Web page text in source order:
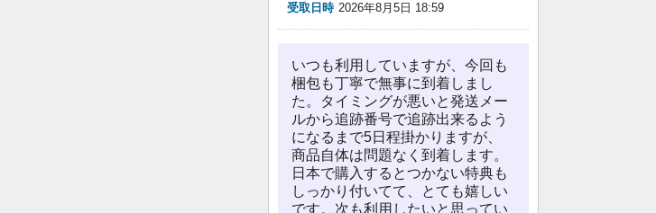
受取日時 2026年8月5日 18:59
いつも利用していますが、今回も
梱包も丁寧で無事に到着しまし
た。タイミングが悪いと発送メー
ルから追跡番号で追跡出来るよう
になるまで5日程掛かりますが、
商品自体は問題なく到着します。
日本で購入するとつかない特典も
しっかり付いてて、とても嬉しい
です。次も利用したいと思ってい